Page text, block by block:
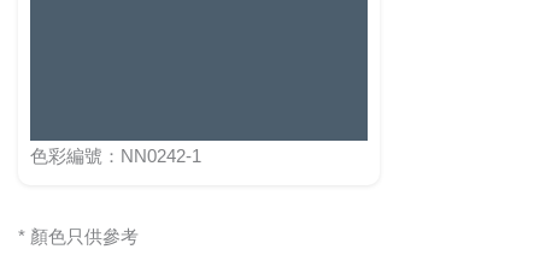
色彩編號：NN0242-1
* 顏色只供參考